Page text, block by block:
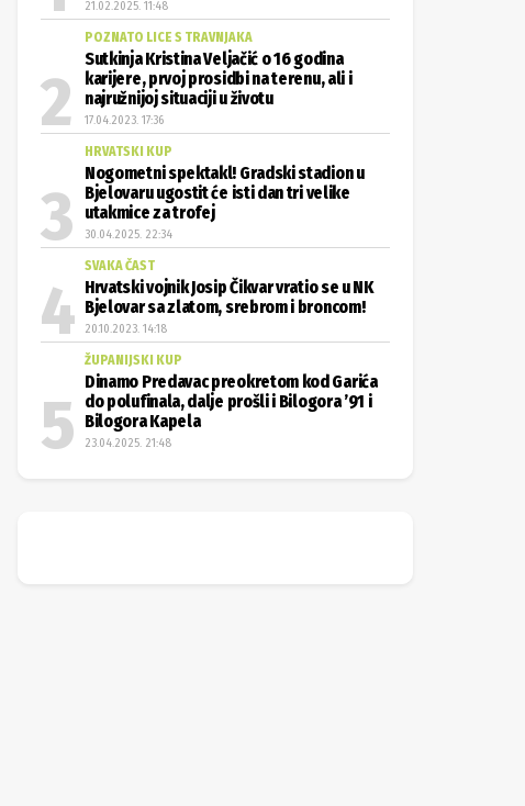
21.02.2025. 11:48
POZNATO LICE S TRAVNJAKA
Sutkinja Kristina Veljačić o 16 godina
karijere, prvoj prosidbi na terenu, ali i
najružnijoj situaciji u životu
17.04.2023. 17:36
HRVATSKI KUP
Nogometni spektakl! Gradski stadion u
Bjelovaru ugostit će isti dan tri velike
utakmice za trofej
30.04.2025. 22:34
SVAKA ČAST
Hrvatski vojnik Josip Čikvar vratio se u NK
Bjelovar sa zlatom, srebrom i broncom!
20.10.2023. 14:18
ŽUPANIJSKI KUP
Dinamo Predavac preokretom kod Garića
do polufinala, dalje prošli i Bilogora ’91 i
Bilogora Kapela
23.04.2025. 21:48